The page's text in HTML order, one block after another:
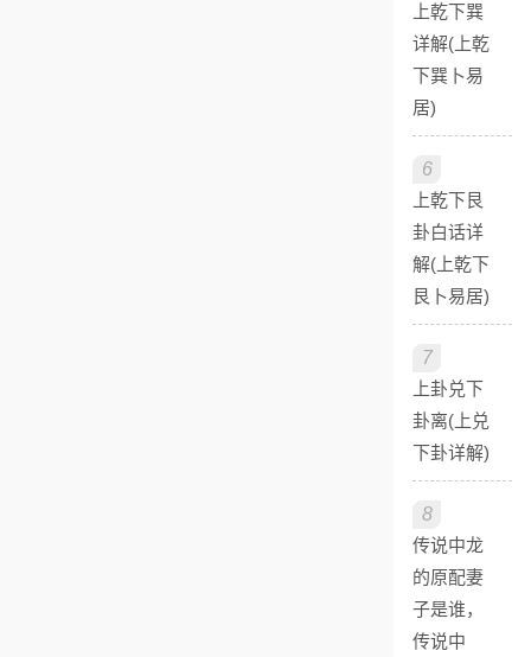
上乾下巽
详解(上乾
下巽卜易
居)
6
上乾下艮
卦白话详
解(上乾下
艮卜易居)
7
上卦兑下
卦离(上兑
下卦详解)
8
传说中龙
的原配妻
子是谁，
传说中